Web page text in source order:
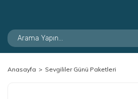
Anasayfa Sevgililer Günü Paketleri